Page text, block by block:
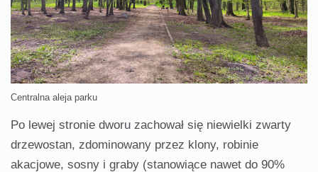
Centralna aleja parku
Po lewej stronie dworu zachował się niewielki zwarty
drzewostan, zdominowany przez klony, robinie
akacjowe, sosny i graby (stanowiące nawet do 90%